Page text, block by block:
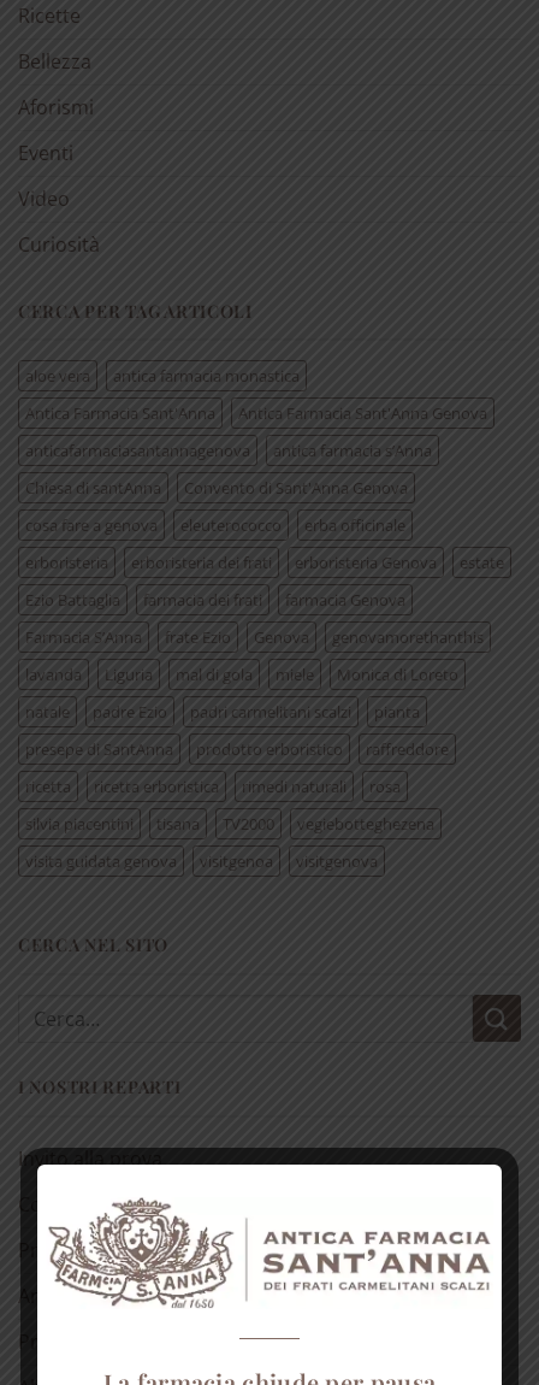
Ricette
Bellezza
Aforismi
Eventi
Video
Curiosità
CERCA PER TAG ARTICOLI
aloe vera
antica farmacia monastica
Antica Farmacia Sant'Anna
Antica Farmacia Sant'Anna Genova
anticafarmaciasantannagenova
antica farmacia s’Anna
Chiesa di santAnna
Convento di Sant'Anna Genova
cosa fare a genova
eleuterococco
erba officinale
erboristeria
erboristeria dei frati erboristeria Genova
estate
Ezio Battaglia
farmacia dei frati
farmacia Genova
Farmacia S’Anna
frate Ezio Genova
genovamorethanthis
lavanda
Liguria mal di gola miele
Monica di Loreto
natale
padre Ezio padri carmelitani scalzi
pianta
presepe di SantAnna
prodotto erboristico
raffreddore
ricetta
ricetta erboristica rimedi naturali
rosa
silvia piacentini
tisana TV2000
vegiebotteghezena
visita guidata genova
visitgenoa visitgenova
CERCA NEL SITO
Cerca:
I NOSTRI REPARTI
Invito alla prova
Confezioni regalo 🎁
Prodotti alla Rosa
Antichi rimedi naturali